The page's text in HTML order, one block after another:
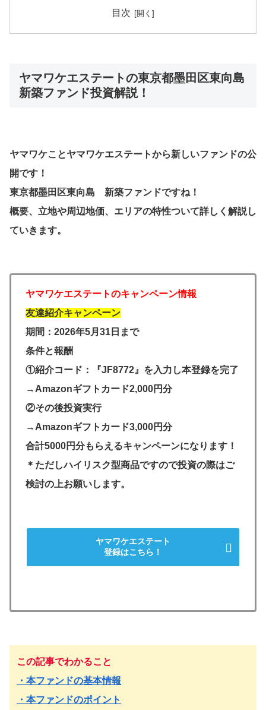
目次
ヤマワケエステートの東京都墨田区東向島
新築ファンド投資解説！
ヤマワケことヤマワケエステートから新しいファンドの公
開です！
東京都墨田区東向島 新築ファンドですね！
概要、立地や周辺地価、エリアの特性ついて詳しく解説し
ていきます。
ヤマワケエステートのキャンペーン情報
友達紹介キャンペーン
期間：2026年5月31日まで
条件と報酬
①紹介コード：『JF8772』を入力し本登録を完了
→Amazonギフトカード2,000円分
②その後投資実行
→Amazonギフトカード3,000円分
合計5000円分もらえるキャンペーンになります！
＊ただしハイリスク型商品ですので投資の際はご
検討の上お願いします。
ヤマワケエステート
登録はこちら！
この記事でわかること
・本ファンドの基本情報
・本ファンドのポイント